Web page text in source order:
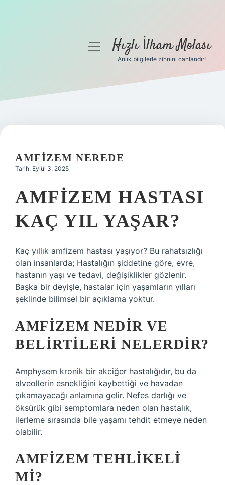
Gizlilik Politikası
Yasal Uyarı
menüyüHızlı İlham Molası
Anlık bilgilerle zihnini canlandır!
AMFIZEM NEREDE
Tarih: Eylül 3, 2025
AMFIZEM HASTASI
KAÇ YIL YAŞAR?
Kaç yıllık amfizem hastası yaşıyor? Bu rahatsızlığı
olan insanlarda; Hastalığın şiddetine göre, evre,
hastanın yaşı ve tedavi, değişiklikler gözlenir.
Başka bir deyişle, hastalar için yaşamların yılları
şeklinde bilimsel bir açıklama yoktur.
AMFIZEM NEDIR VE
BELIRTILERI NELERDIR?
Amphysem kronik bir akciğer hastalığıdır, bu da
alveollerin esnekliğini kaybettiği ve havadan
çıkamayacağı anlamına gelir. Nefes darlığı ve
öksürük gibi semptomlara neden olan hastalık,
ilerleme sırasında bile yaşamı tehdit etmeye neden
olabilir.
AMFIZEM TEHLIKELI
MI?